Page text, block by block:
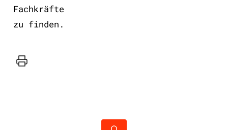
Fachkräfte
zu finden.
Drucker